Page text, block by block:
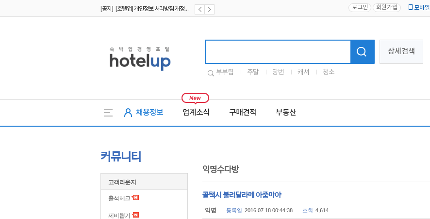
[공지] [호텔업] 개인정보 처리방침 개정본2 (19.09.02) 로그인 회원가입 모바일
상세검색
부부팀 주말 당번 캐셔 청소
채용정보 업계소식 구매견적 부동산
커뮤니티
고객라운지
출석체크
제비뽑기
익명수다방
콜택시 불러달라메 아줌마야
익명 등록일 2016.07.18 00:44:38 조회 4,614